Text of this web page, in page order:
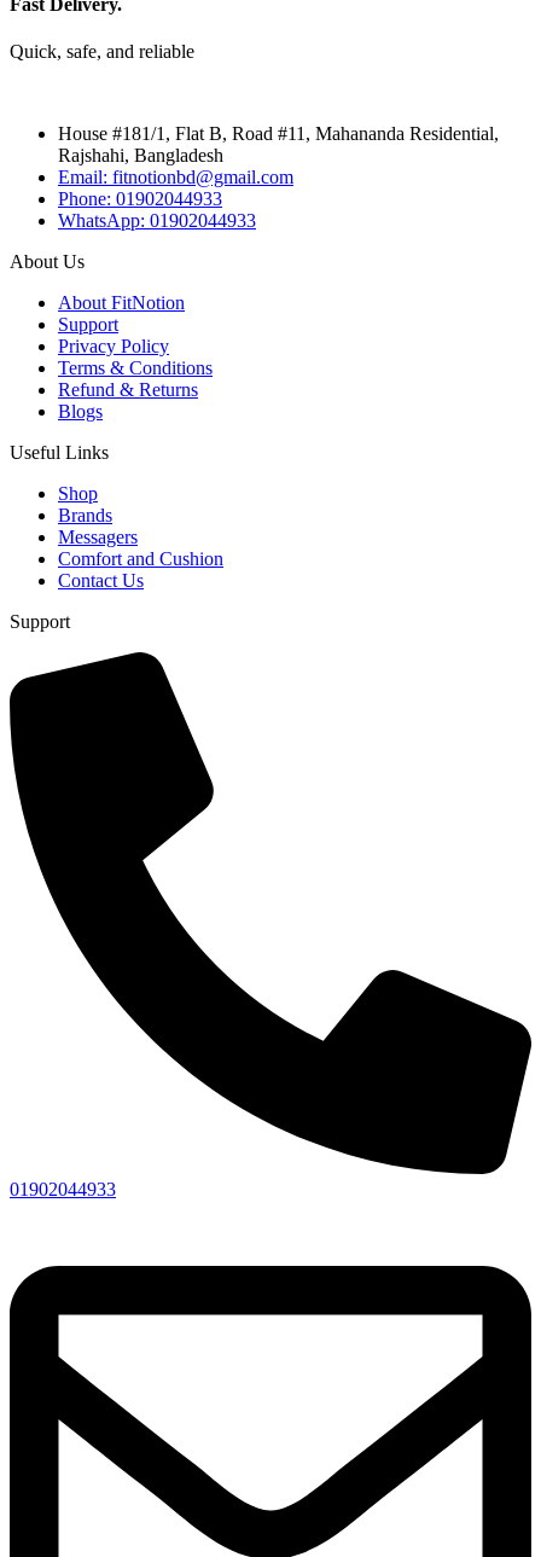
Fast Delivery.
Quick, safe, and reliable
House #181/1, Flat B, Road #11, Mahananda Residential,
Rajshahi, Bangladesh
Email: fitnotionbd@gmail.com
Phone: 01902044933
WhatsApp: 01902044933
About Us
About FitNotion
Support
Privacy Policy
Terms & Conditions
Refund & Returns
Blogs
Useful Links
Shop
Brands
Messagers
Comfort and Cushion
Contact Us
Support
01902044933